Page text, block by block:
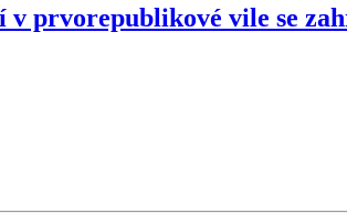
prvorepublikové vile se